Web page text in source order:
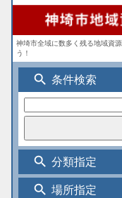
神埼市全域に数多く残る地域資
う！
search 条件検索
search 分類指定
search 場所指定